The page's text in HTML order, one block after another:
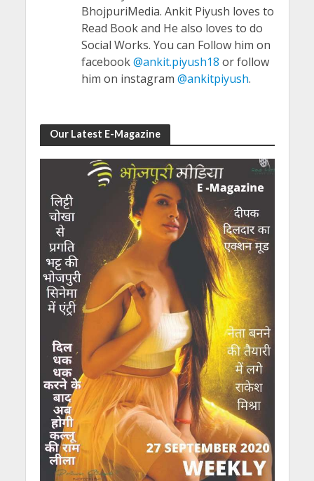
BhojpuriMedia. Ankit Piyush loves to
Read Book and He also loves to do
Social Works. You can Follow him on
facebook@ankit.piyush18 or follow
him on instagram @ankitpiyush.
Our Latest E-Magazine